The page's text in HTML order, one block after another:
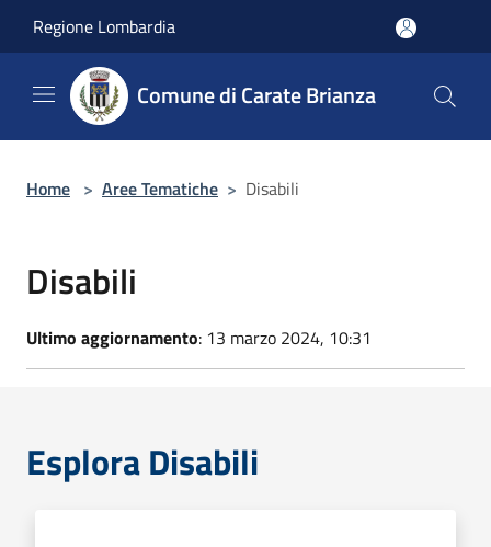
Regione Lombardia
Comune di Carate Brianza
Home > Aree Tematiche > Disabili
Disabili
Ultimo aggiornamento: 13 marzo 2024, 10:31
Esplora Disabili